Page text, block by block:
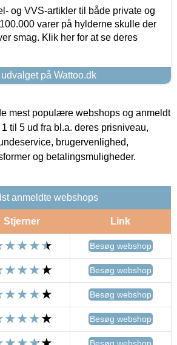
og VVS-artikler til både private og
varer på hylderne skulle der
smag. Klik her for at se deres
på Wattoo.dk
mest populære webshops og anmeldt
til 5 ud fra bl.a. deres prisniveau,
brugervenlighed,
og betalingsmuligheder.
anmeldte webshops
Stjerner Link
Besøg webshop
Besøg webshop
Besøg webshop
Besøg webshop